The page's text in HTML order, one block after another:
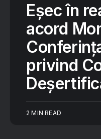
Eşec în
acord
privind
2 MIN READ